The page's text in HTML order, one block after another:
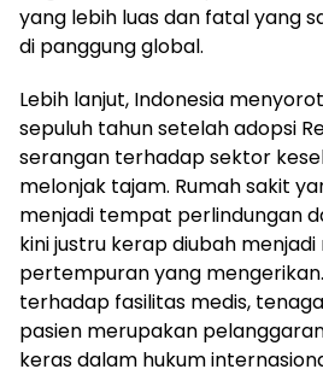
yang lebih luas dan fatal yang
di panggung global.
Lebih lanjut, Indonesia
sepuluh tahun setelah adopsi
serangan terhadap sektor
melonjak tajam. Rumah sakit
menjadi tempat perlindungan
kini justru kerap diubah
pertempuran yang
terhadap fasilitas medis,
pasien merupakan
keras dalam hukum